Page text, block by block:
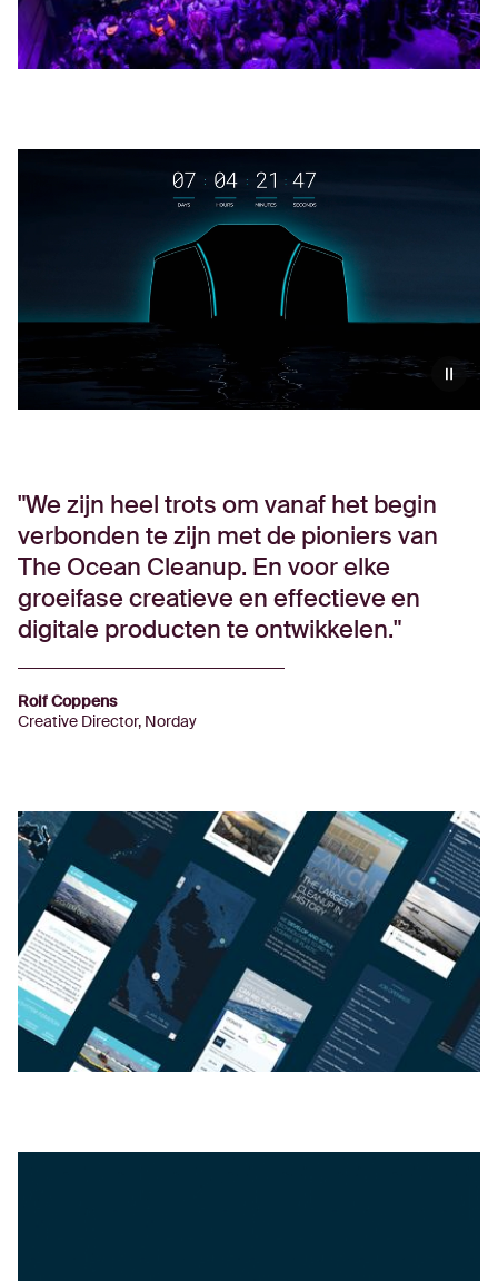
We zijn heel trots om vanaf het begin
verbonden te zijn met de pioniers van
The Ocean Cleanup. En voor elke
groeifase creatieve en effectieve en
digitale producten te ontwikkelen.
Rolf Coppens
Creative Director, Norday